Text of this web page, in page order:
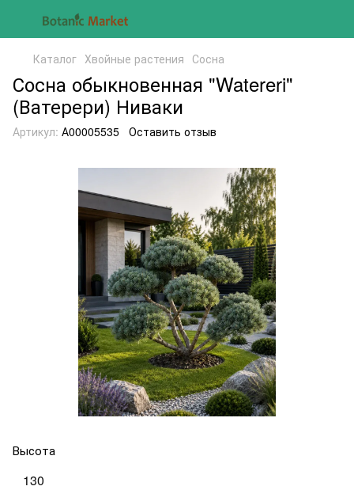
Каталог Хвойные растения Сосна
Сосна обыкновенная "Watereri"
(Ватерери) Ниваки
Артикул: А00005535 Оставить отзыв
Высота
130